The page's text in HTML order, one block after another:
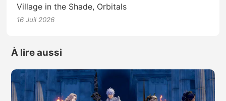
Village in the Shade, Orbitals
16 Juil 2026
À lire aussi